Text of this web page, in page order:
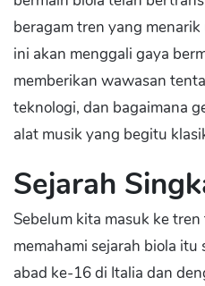
beragam tren yang
ini akan menggali gaya
memberikan wawasan
teknologi, dan bagaimana
alat musik yang begitu
Sejarah
Sebelum kita masuk ke
memahami sejarah biola
abad ke-16 di Italia dan